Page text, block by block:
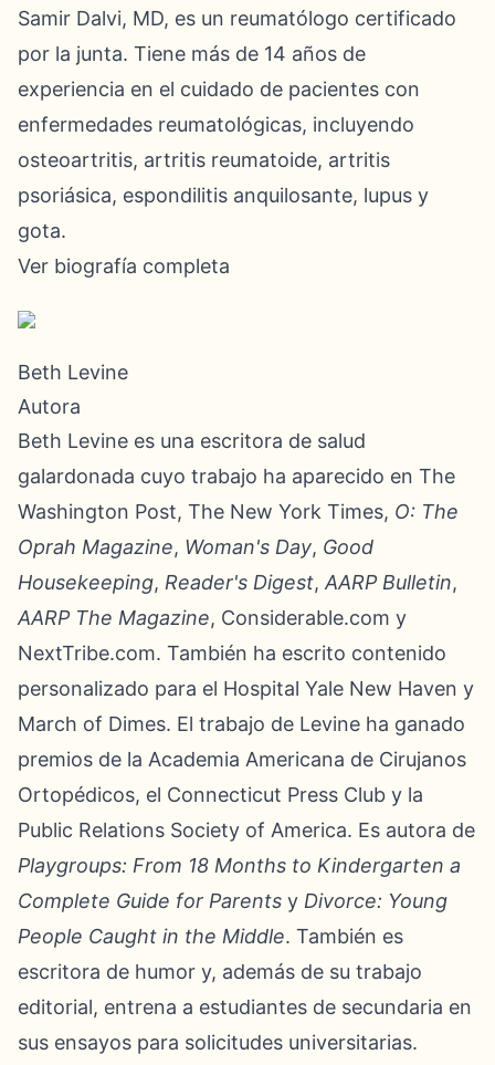
Samir Dalvi, MD, es un reumatólogo certificado
por la junta. Tiene más de 14 años de
experiencia en el cuidado de pacientes con
enfermedades reumatológicas, incluyendo
osteoartritis, artritis reumatoide, artritis
psoriásica, espondilitis anquilosante, lupus y
gota.
Ver biografía completa
Beth Levine
Autora
Beth Levine es una escritora de salud
galardonada cuyo trabajo ha aparecido en The
Washington Post, The New York Times, O: The
Oprah Magazine, Woman's Day, Good
Housekeeping, Reader's Digest, AARP Bulletin,
AARP The Magazine, Considerable.com y
NextTribe.com. También ha escrito contenido
personalizado para el Hospital Yale New Haven y
March of Dimes. El trabajo de Levine ha ganado
premios de la Academia Americana de Cirujanos
Ortopédicos, el Connecticut Press Club y la
Public Relations Society of America. Es autora de
Playgroups: From 18 Months to Kindergarten a
Complete Guide for Parents y Divorce: Young
People Caught in the Middle. También es
escritora de humor y, además de su trabajo
editorial, entrena a estudiantes de secundaria en
sus ensayos para solicitudes universitarias.